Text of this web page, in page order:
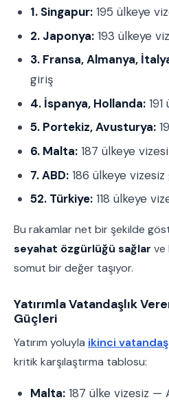
1. Singapur: 195 ülkeye
2. Japonya: 193 ülkeye
3. Fransa, Almanya,
giriş
4. İspanya, Hollanda:
5. Portekiz, Avusturya:
6. Malta: 187 ülkeye
7. ABD: 186 ülkeye
52. Türkiye: 118 ülkeye
Bu rakamlar net bir şekilde
seyahat özgürlüğü sağlar ve
somut bir değer taşıyor.
Yatırımla Vatandaşlık
Güçleri
Yatırım yoluyla ikinci
kritik karşılaştırma tablosu:
Malta: 187 ülke vizesiz —